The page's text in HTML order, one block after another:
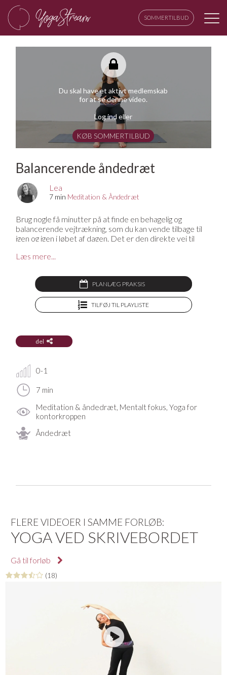
SOMMERTILBUD
Du skal have et aktivt medlemskab
for at se denne video.
Log ind eller
KØB SOMMERTILBUD
del
0-1
7 min
Meditation & åndedræt, Mentalt fokus, Yoga for
kontorkroppen
Åndedræt
PLANLÆG PRAKSIS
TILFØJ TIL PLAYLISTE
Balancerende åndedræt
Lea
7 min Meditation & Åndedræt
Brug nogle få minutter på at finde en behagelig og
balancerende vejtrækning, som du kan vende tilbage til
igen og igen i løbet af dagen. Det er den direkte vej til
Mangler du en yogamåtte, en yogabolster, en blok eller
andet udstyr til din praksis? På YogaStream Shop finder
du det lækreste yogatøj og yogaudstyr, og som medlem
af YogaStream får du 25% rabat på det hele. Se mere her
Læs mere...
FLERE VIDEOER I SAMME FORLØB:
YOGA VED SKRIVEBORDET
Gå til forløb
(18)